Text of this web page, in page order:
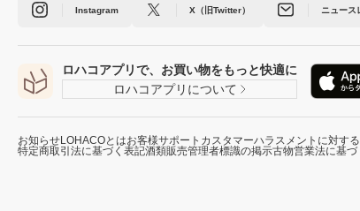
Instagram X（旧Twitter） ニュース
ロハコアプリで、お買い物をもっと快適に
ロハコアプリについて
お知らせLOHACOとはお客様サポート カスタマーハラスメントに対す
特定商取引法に基づく表記酒類販売管理者標識の掲示古物営業法に基づ